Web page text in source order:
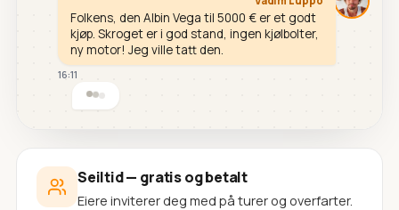
Folkens, den Albin Vega til 5000 € er et godt
kjøp. Skroget er i god stand, ingen kjølbolter,
ny motor! Jeg ville tatt den.
16:11
Seiltid — gratis og betalt
Eiere inviterer deg med på turer og overfarter.